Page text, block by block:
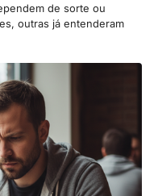
de sorte ou
outras já entenderam